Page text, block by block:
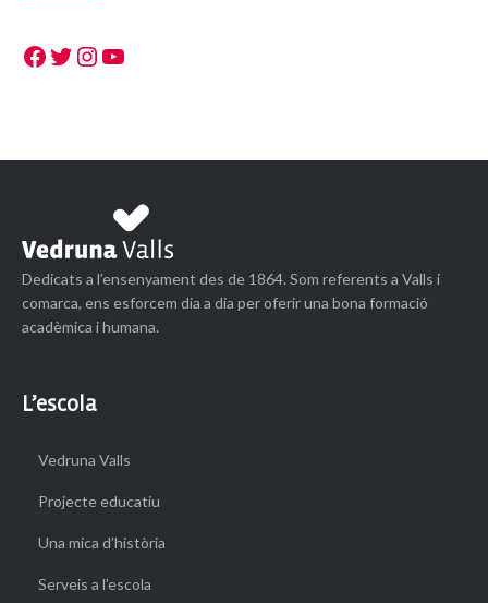
Facebook
Twitter
Instagram
YouTube
Dedicats a l’ensenyament des de 1864. Som referents a Valls i
comarca, ens esforcem dia a dia per oferir una bona formació
acadèmica i humana.
L’escola
Vedruna Valls
Projecte educatiu
Una mica d’història
Serveis a l’escola